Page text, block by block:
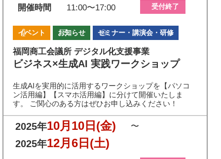
開催時間 11:00〜17:00 受付終了
イベント お知らせ セミナー・講演会・研修
福岡商工会議所 デジタル化支援事業
ビジネス×生成AI 実践ワークショップ
生成AIを実用的に活用するワークショップを【パソコ
ン活用編】【スマホ活用編】に分けて開催いたしま
す。 ご関心のある方はぜひお申し込みください！
2025年10月10日 (金) 〜
2025年12月6日 (土)